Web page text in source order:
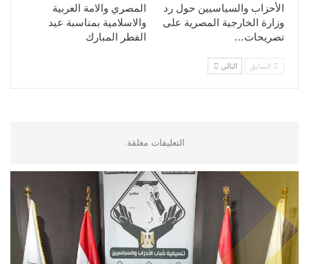
المصري والامة العربية
والاسلامية بمناسبة عيد
الفطر المبارك
الأحزاب والسياسيين حول رد
وزارة الخارجية المصرية على
تصريحات…
السابق التالي
التعليقات مغلقة.